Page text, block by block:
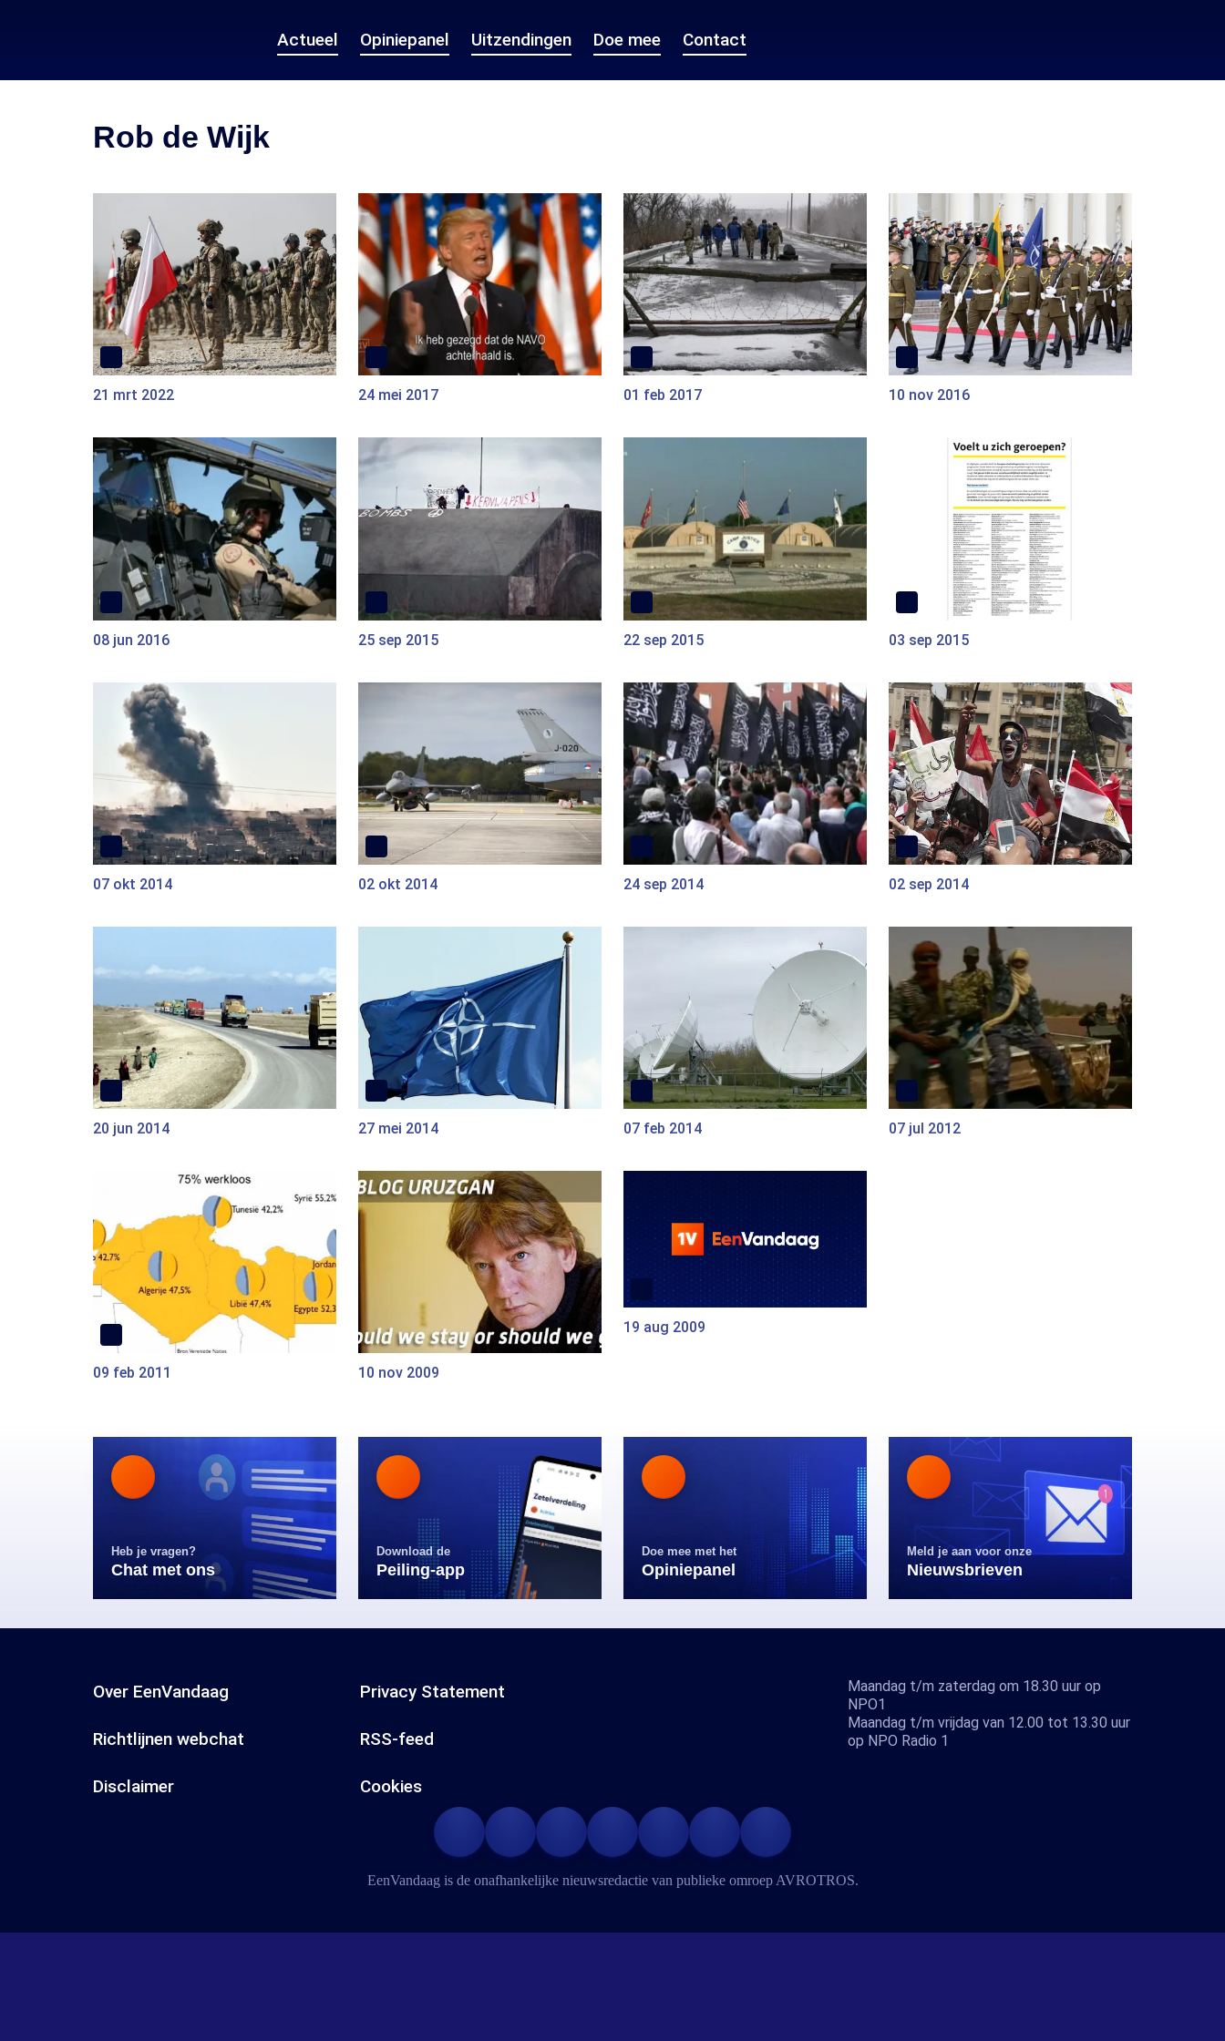
Actueel Opiniepanel Uitzendingen Doe mee Contact
Rob de Wijk
21 mrt 2022 24 mei 2017 01 feb 2017 10 nov 2016
08 jun 2016 25 sep 2015 22 sep 2015 03 sep 2015
07 okt 2014 02 okt 2014 24 sep 2014 02 sep 2014
20 jun 2014 27 mei 2014 07 feb 2014 07 jul 2012
09 feb 2011 10 nov 2009
19 aug 2009
Heb je vragen?
Chat met ons
Download de
Peiling-app
Doe mee met het
Opiniepanel
Meld je aan voor onze
Nieuwsbrieven
Over EenVandaag Privacy Statement
Richtlijnen webchat RSS-feed
Disclaimer Cookies
Maandag t/m zaterdag om 18.30 uur op
NPO1
Maandag t/m vrijdag van 12.00 tot 13.30 uur
op NPO Radio 1
EenVandaag is de onafhankelijke nieuwsredactie van publieke omroep AVROTROS.